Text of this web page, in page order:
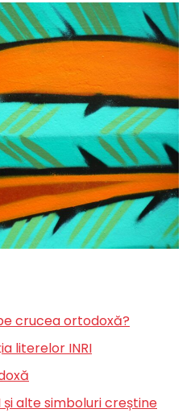
crucea ortodoxă?
literelor INRI
și alte simboluri creștine